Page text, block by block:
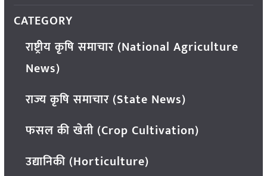
CATEGORY
राष्ट्रीय कृषि समाचार (National Agriculture
News)
राज्य कृषि समाचार (State News)
फसल की खेती (Crop Cultivation)
उद्यानिकी (Horticulture)